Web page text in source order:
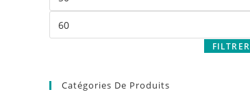
FILTRER
Catégories De Produits